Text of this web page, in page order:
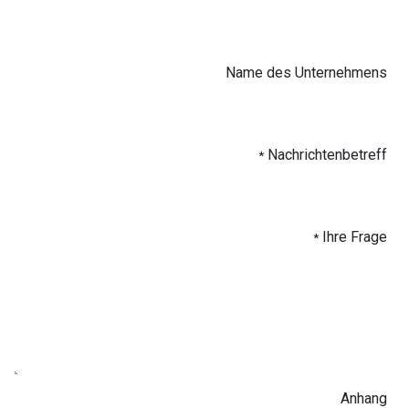
Name des Unternehmens
Nachrichtenbetreff
*
Ihre Frage
*
Anhang